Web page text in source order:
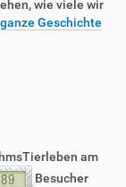
wie viele wir
Geschichte
am
Besucher